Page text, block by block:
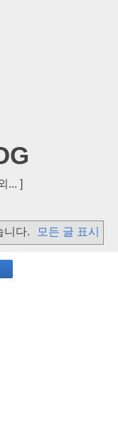
... ]
니다. 모든 글 표시